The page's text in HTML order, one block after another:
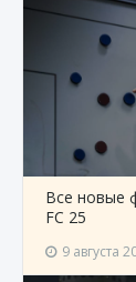
Все новые
FC 25
9 августа